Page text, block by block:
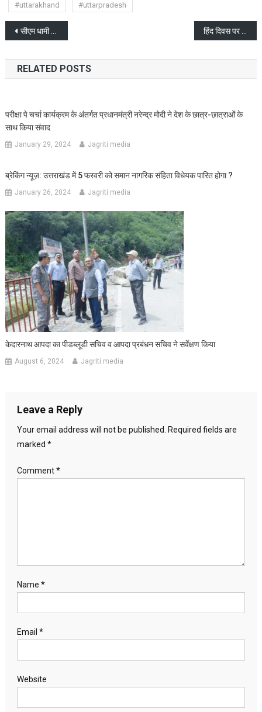
#uttarakhand
#uttarpradesh
Post
navigation
सीएम धामी के प्रयास हुए साकार हल्द्वानी में कैंसर अस्पताल विस्तारीकरण की राह हुई आसान हिंद दिवस पर “उत्तराखण्ड की लोक कथाएं ’’ का विमोचन
RELATED POSTS
परीक्षा पे चर्चा कार्यक्रम के अंतर्गत प्रधानमंत्री नरेन्द्र मोदी ने देश के छात्र-छात्राओं के
साथ किया संवाद
January 29, 2024 Jagriti media
ब्रेकिंग न्यूज़: उत्तराखंड में 5 फरवरी को समान नागरिक संहिता विधेयक पारित होगा ?
January 26, 2024 Jagriti media
केदारनाथ आपदा का पीडब्लूडी सचिव व आपदा प्रबंधन सचिव ने सर्वेक्षण किया
August 6, 2024 Jagriti media
Leave a Reply
Your email address will not be published. Required fields are
marked *
Comment*
Name *
Email *
Website